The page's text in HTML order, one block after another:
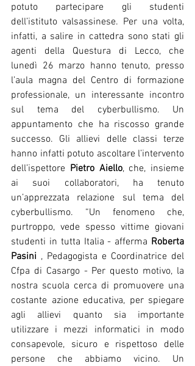
potuto partecipare gli studenti
dell’istituto valsassinese. Per una volta,
infatti, a salire in cattedra sono stati gli
agenti della Questura di Lecco, che
lunedì 26 marzo hanno tenuto, presso
l’aula magna del Centro di formazione
professionale, un interessante incontro
sul tema del cyberbullismo. Un
appuntamento che ha riscosso grande
successo. Gli allievi delle classi terze
hanno infatti potuto ascoltare l’intervento
dell’ispettore Pietro Aiello, che, insieme
ai suoi collaboratori, ha tenuto
un’apprezzata relazione sul tema del
cyberbullismo. “Un fenomeno che,
purtroppo, vede spesso vittime giovani
studenti in tutta Italia - afferma Roberta
Pasini , Pedagogista e Coordinatrice del
Cfpa di Casargo - Per questo motivo, la
nostra scuola cerca di promuovere una
costante azione educativa, per spiegare
agli allievi quanto sia importante
utilizzare i mezzi informatici in modo
consapevole, sicuro e rispettoso delle
persone che abbiamo vicino. Un